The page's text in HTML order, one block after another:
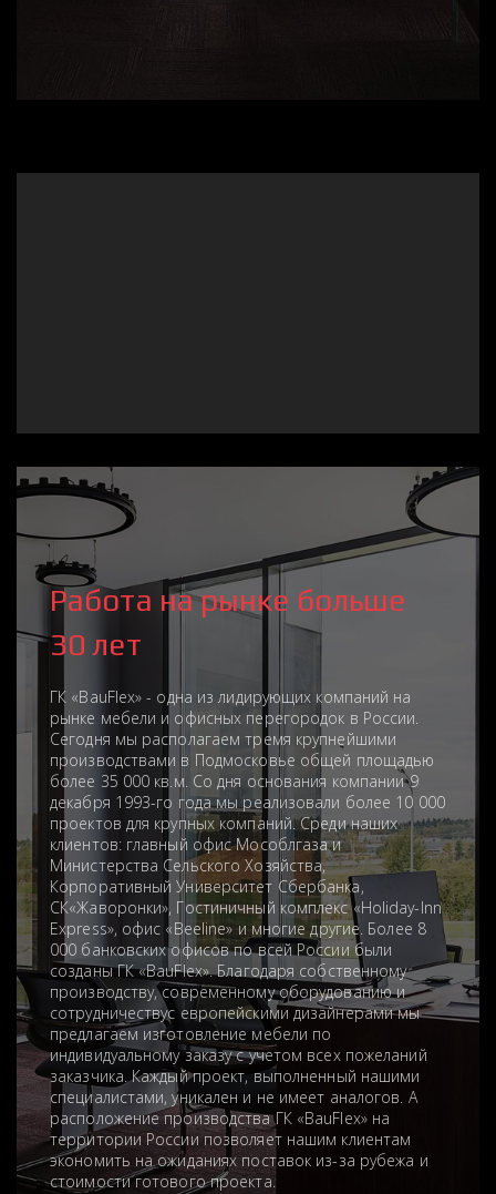
Работа на рынке больше
30 лет
ГК «BauFlex» - одна из лидирующих компаний на
рынке мебели и офисных перегородок в России.
Сегодня мы располагаем тремя крупнейшими
производствами в Подмосковье общей площадью
более 35 000 кв.м. Со дня основания компании 9
декабря 1993-го года мы реализовали более 10 000
проектов для крупных компаний. Среди наших
клиентов: главный офис Мособлгаза и
Министерства Сельского Хозяйства,
Корпоративный Университет Сбербанка,
СК«Жаворонки», Гостиничный комплекс «Holiday-Inn
Express», офис «Beeline» и многие другие. Более 8
000 банковских офисов по всей России были
созданы ГК «BauFlex». Благодаря собственному
производству, современному оборудованию и
сотрудничествус европейскими дизайнерами мы
предлагаем изготовление мебели по
индивидуальному заказу с учетом всех пожеланий
заказчика. Каждый проект, выполненный нашими
специалистами, уникален и не имеет аналогов. А
расположение производства ГК «BauFlex» на
территории России позволяет нашим клиентам
экономить на ожиданиях поставок из-за рубежа и
стоимости готового проекта.